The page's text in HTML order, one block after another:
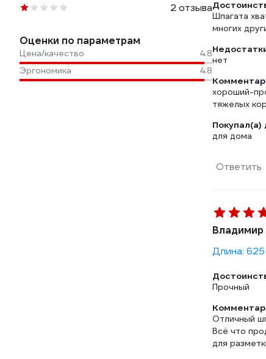
2 отзыва
Оценки по параметрам
Цена/качество
4.8
Эргономика
4.8
Шпагата
многих
нет
хороший-
тяжелых
Покупал(а)
для дома
Ответить
Владимир
Длина:
Прочный
Отличный
Всё что
для